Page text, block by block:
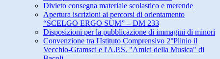
Divieto consegna materiale scolastico e merende
Apertura iscrizioni ai percorsi di orientamento
“SCELGO ERGO SUM” – DM 233
Disposizioni per la pubblicazione di immagini di minori
Convenzione tra l'Istituto Comprensivo 2°Plinio il
Vecchio-Gramsci e l'A.P.S. "Amici della Musica" di